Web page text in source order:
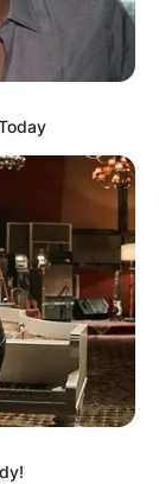
ANIMAL
le
por
de Alerta.